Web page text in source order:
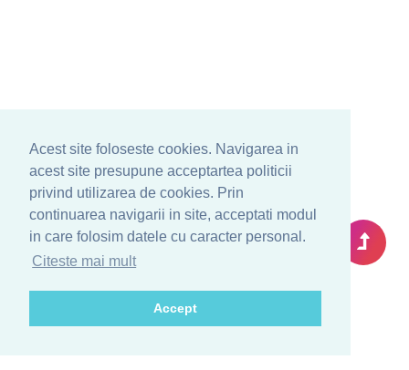
Acest site foloseste cookies. Navigarea in
acest site presupune acceptartea politicii
privind utilizarea de cookies. Prin
continuarea navigarii in site, acceptati modul
in care folosim datele cu caracter personal.
Citeste mai mult
Accept